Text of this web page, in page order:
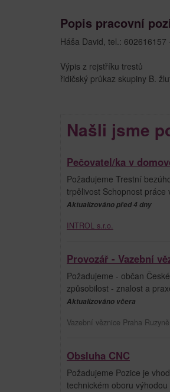
Popis pracovní
Háša David, tel.:
Výpis z rejstříku trestů
řidičský průkaz skupiny B.
Našli jsme
Pečovatel/ka v
Požadujeme Trestní
trpělivost Schopnost práce
Aktualizováno před 4 dny
INTROL s.r.o.
Provozář - Vazební
Požadujeme - občan
způsobilost - znalost a
Aktualizováno včera
Vazební věznice Praha Ruzyně
Obsluha CNC
Požadujeme Pozice je
technickém oboru